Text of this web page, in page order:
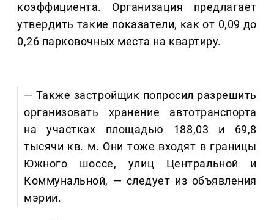
коэффициента. Организация предлагает
утвердить такие показатели, как от 0,09 до
0,26 парковочных места на квартиру.
— Также застройщик попросил разрешить
организовать хранение автотранспорта
на участках площадью 188,03 и 69,8
тысячи кв. м. Они тоже входят в границы
Южного шоссе, улиц Центральной и
Коммунальной, — следует из объявления
мэрии.